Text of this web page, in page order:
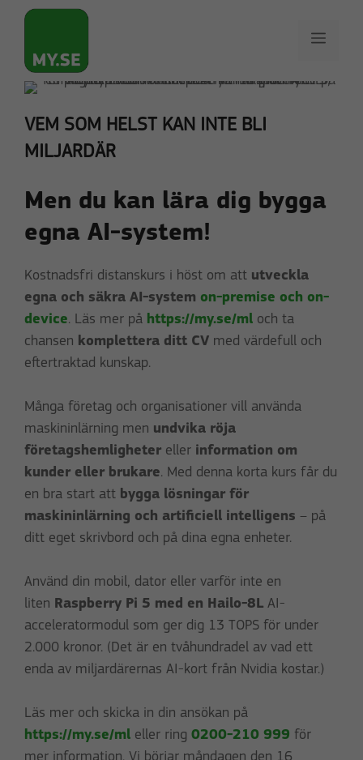
Hoppa
innehåll
Meny
VEM SOM HELST KAN INTE BLI
MILJARDÄR
Men du kan lära dig bygga
egna AI-system!
Kostnadsfri distanskurs i höst om att utveckla
egna och säkra AI-system on-premise och on-
device. Läs mer på https://my.se/ml och ta
chansen komplettera ditt CV med värdefull och
eftertraktad kunskap.
Många företag och organisationer vill använda
maskininlärning men undvika röja
företagshemligheter eller information om
kunder eller brukare. Med denna korta kurs får du
en bra start att bygga lösningar för
maskininlärning och artificiell intelligens – på
ditt eget skrivbord och på dina egna enheter.
Använd din mobil, dator eller varför inte en
liten Raspberry Pi 5 med en Hailo-8L AI-
acceleratormodul som ger dig 13 TOPS för under
2.000 kronor. (Det är en tvåhundradel av vad ett
enda av miljardärernas AI-kort från Nvidia kostar.)
Läs mer och skicka in din ansökan på
https://my.se/ml eller ring 0200-210 999 för